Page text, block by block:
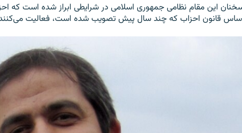
این مقام نظامی جمهوری اسلامی در شرایطی ابراز شده است که
قانون احزاب که چند سال پیش تصویب شده است، فعالیت